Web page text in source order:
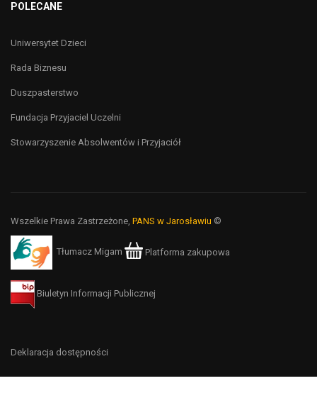
POLECANE
Uniwersytet Dzieci
Rada Biznesu
Duszpasterstwo
Fundacja Przyjaciel Uczelni
Stowarzyszenie Absolwentów i Przyjaciół
Wszelkie Prawa Zastrzeżone, PANS w Jarosławiu ©
Tłumacz Migam Platforma zakupowa
Biuletyn Informacji Publicznej
Deklaracja dostępności